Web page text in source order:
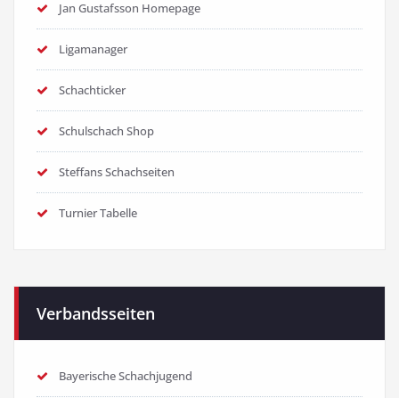
Jan Gustafsson Homepage
Ligamanager
Schachticker
Schulschach Shop
Steffans Schachseiten
Turnier Tabelle
Verbandsseiten
Bayerische Schachjugend